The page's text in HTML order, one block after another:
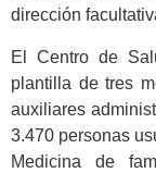
dirección
El Centro de
plantilla de tres
auxiliares
3.470 personas
Medicina de